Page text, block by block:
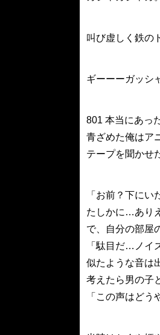
叫び虚しく鉄の
ギーーーガッ
801 本当にあっ
青ざめた俺はア
テープを聞かせ
「お前？下に
たしかに…あり
で、自分の部屋
「駄目だ…ノイ
似たような音は
考えたら男の子
「この声はどう